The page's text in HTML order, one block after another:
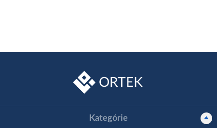
ORTEK
Kategórie